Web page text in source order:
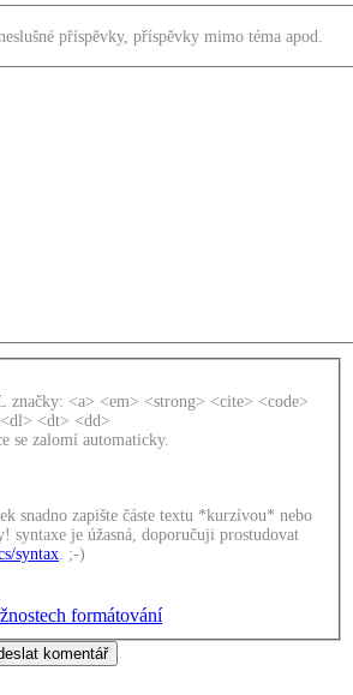
příspěvky, příspěvky mimo téma apod.
značky: <a> <em> <strong> <cite> <code>
<dt> <dd>
se zalomí automaticky.
snadno zapište částe textu *kurzívou* nebo
syntaxe je úžasná, doporučuji prostudovat
syntax. ;-)
formátování